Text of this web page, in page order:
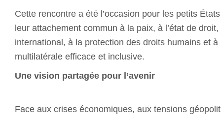
Cette rencontre a été l’occasion pour les petits
leur attachement commun à la paix, à l’état de
international, à la protection des droits humains et
multilatérale efficace et inclusive.
Une vision partagée pour l’avenir
Face aux crises économiques, aux tensions